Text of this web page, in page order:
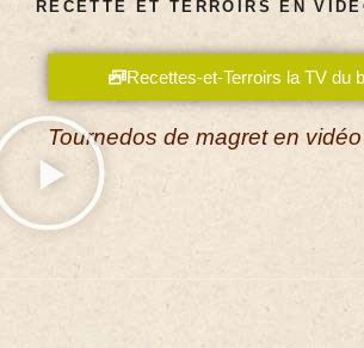
RECETTE ET TERROIRS EN
Recettes-et-Terroirs la TV du
Tournedos de magret en vidéo